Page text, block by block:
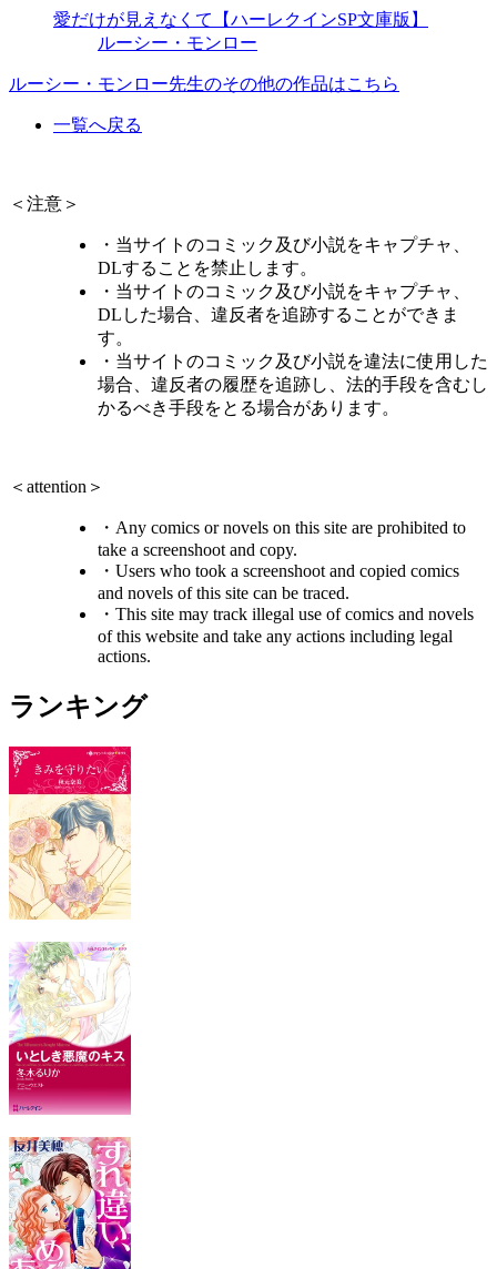
愛だけが見えなくて【ハーレクインSP文庫版】
ルーシー・モンロー
ルーシー・モンロー先生のその他の作品はこちら
一覧へ戻る
＜注意＞
・当サイトのコミック及び小説をキャプチャ、
DLすることを禁止します。
・当サイトのコミック及び小説をキャプチャ、
DLした場合、違反者を追跡することができま
す。
・当サイトのコミック及び小説を違法に使用した
場合、違反者の履歴を追跡し、法的手段を含むし
かるべき手段をとる場合があります。
＜attention＞
・Any comics or novels on this site are prohibited to
take a screenshoot and copy.
・Users who took a screenshoot and copied comics
and novels of this site can be traced.
・This site may track illegal use of comics and novels
of this website and take any actions including legal
actions.
ランキング